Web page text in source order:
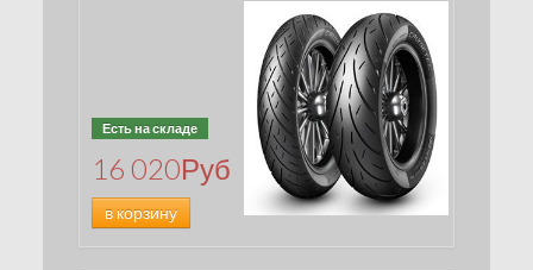
Есть на складе
16 020Руб
в корзину